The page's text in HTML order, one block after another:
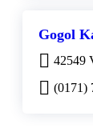
Gogol
42549
(0171)